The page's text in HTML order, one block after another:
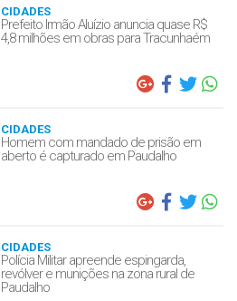
CIDADES
Prefeito Irmão Aluízio anuncia quase R$
4,8 milhões em obras para Tracunhaém
CIDADES
Homem com mandado de prisão em
aberto é capturado em Paudalho
CIDADES
Polícia Militar apreende espingarda,
revólver e munições na zona rural de
Paudalho